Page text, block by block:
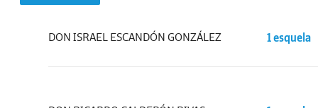
DON ISRAEL ESCANDÓN GONZÁLEZ 1 esquela